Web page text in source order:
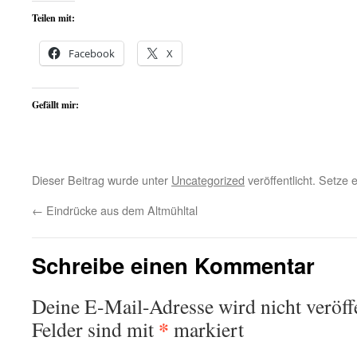
Teilen mit:
Facebook X
Gefällt mir:
Dieser Beitrag wurde unter Uncategorized veröffentlicht. Setze
← Eindrücke aus dem Altmühltal
Schreibe einen Kommentar
Deine E-Mail-Adresse wird nicht
Felder sind mit * markiert